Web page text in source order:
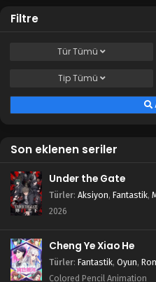
Filtre
TürTümü
TipTümü
Son eklenen seriler
Under the Gate
Türler: Aksiyon, Fantastik,
2026
Cheng Ye Xiao He
Türler: Fantastik, Oyun,
Colored Pencil Animation